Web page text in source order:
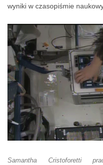
wyniki w czasopiśmie
Samantha Cristoforetti